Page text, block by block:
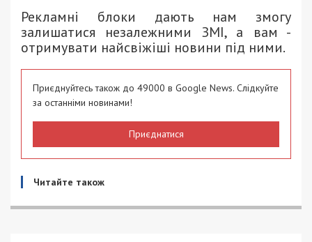
Рекламні блоки дають нам змогу
залишатися незалежними ЗМІ, а вам -
отримувати найсвіжіші новини під ними.
Приєднуйтесь також до 49000 в Google News. Слідкуйте
за останніми новинами!
Приєднатися
Читайте також